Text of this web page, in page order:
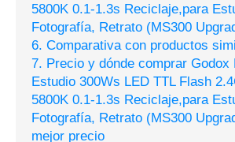
5800K 0.1-1.3s Reciclaje,para
Fotografía, Retrato (MS300
6. Comparativa con productos
7. Precio y dónde comprar Godox
Estudio 300Ws LED TTL Flash
5800K 0.1-1.3s Reciclaje,para
Fotografía, Retrato (MS300
mejor precio